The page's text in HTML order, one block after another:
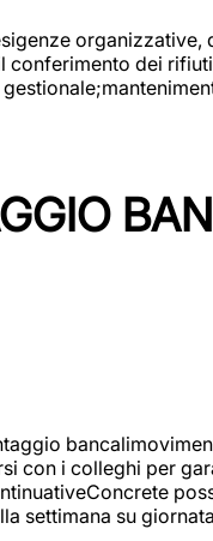
dei
i colleghi per
settimana su